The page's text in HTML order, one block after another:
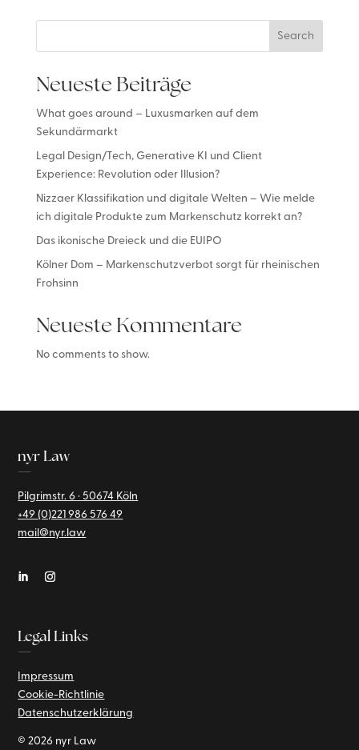
Search
Neueste Beiträge
What goes around – Luxusmarken auf dem
Sekundärmarkt
Legal Design/Tech, Generative KI und Client
Experience: Revolution oder Illusion?
Nizzaer Klassifikation und digitale Welten – Wie melde
ich digitale Produkte zum Markenschutz korrekt an?
Das ikonische Dreieck und die EUIPO
Kölner Dom – Markenschutzverbot sorgt für rheinischen
Frohsinn
Neueste Kommentare
No comments to show.
nyr Law
—
Pilgrimstr. 6 · 50674 Köln
+49 (0)221986 576 49
mail@nyr.law
Legal Links
—
Impressum
Cookie-Richtlinie
Datenschutzerklärung
© 2026 nyr Law